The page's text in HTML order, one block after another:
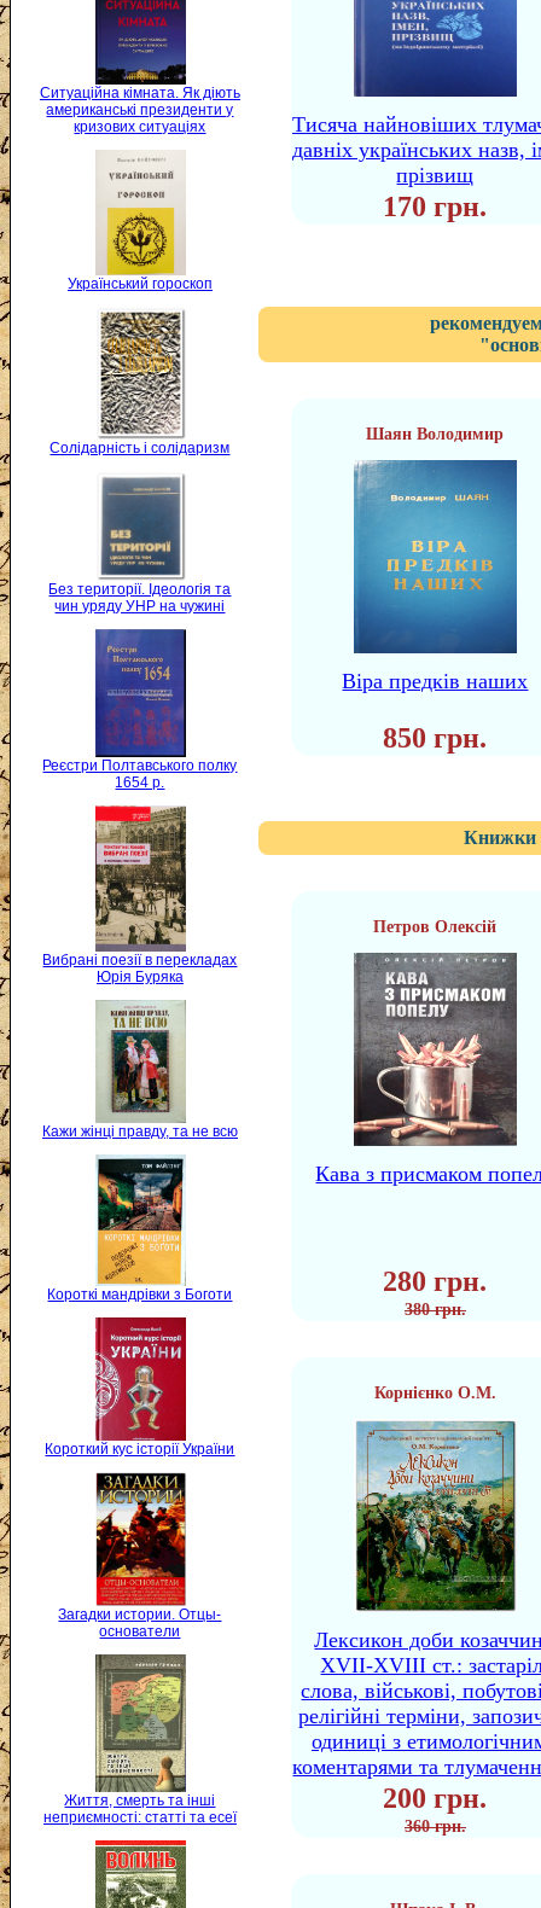
Ситуаційна кімната. Як діють
американські президенти у
кризових ситуаціях
Український гороскоп
Солідарність і солідаризм
Без території. Ідеологія та
чин уряду УНР на чужині
Реєстри Полтавського полку
1654 р.
Вибрані поезії в перекладах
Юрія Буряка
Кажи жінці правду, та не всю
Короткі мандрівки з Боготи
Короткий кус історії України
Загадки истории. Отцы-
основатели
Життя, смерть та інші
неприємності: статті та есеї
Тисяча найновіших
давніх українських назв,
прізвищ
170 грн.
Шаян Володимир
Віра предків наших
850 грн.
Книжки
Петров Олексій
Кава з присмаком
280 грн.
380 грн.
Корнієнко О.М.
Лексикон доби
XVII-XVIII ст.:
слова, військові,
релігійні терміни,
одиниці з
коментарями та
200 грн.
360 грн.